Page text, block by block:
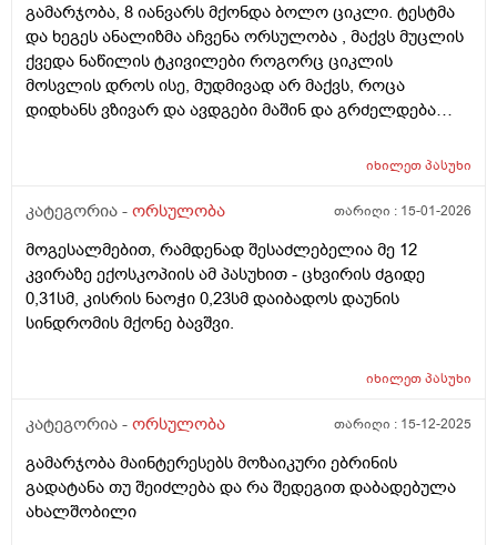
გამარჯობა, 8 იანვარს მქონდა ბოლო ციკლი. ტესტმა
და ხეგეს ანალიზმა აჩვენა ორსულობა , მაქვს მუცლის
ქვედა ნაწილის ტკივილები როგორც ციკლის
მოსვლის დროს ისე, მუდმივად არ მაქვს, როცა
დიდხანს ვზივარ და ავდგები მაშინ და გრძელდება
რომ ვწევარ მაშინ მტკივა იგივე ხანგრძლივობიფ
რაც ასე ვარ.
იხილეთპასუხი
კატეგორია - ორსულობა თარიღი : 15-01-2026
მოგესალმებით, რამდენად შესაძლებელია მე 12
კვირაზე ექოსკოპიის ამ პასუხით - ცხვირის ძგიდე
0,31სმ, კისრის ნაოჭი 0,23სმ დაიბადოს დაუნის
სინდრომის მქონე ბავშვი.
იხილეთპასუხი
კატეგორია - ორსულობა თარიღი : 15-12-2025
გამარჯობა მაინტერესებს მოზაიკური ებრინის
გადატანა თუ შეიძლება და რა შედეგით დაბადებულა
ახალშობილი